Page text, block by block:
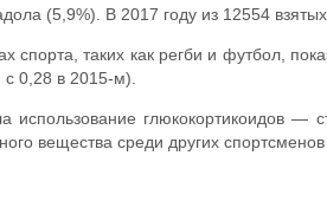
(5,9%). В 2017 году из 12554
спорта, таких как регби и футбол,
0,28 в 2015-м).
использование глюкокортикоидов
вещества среди других